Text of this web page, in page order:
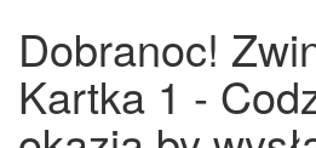
Dobranoc!
Kartka 1 -